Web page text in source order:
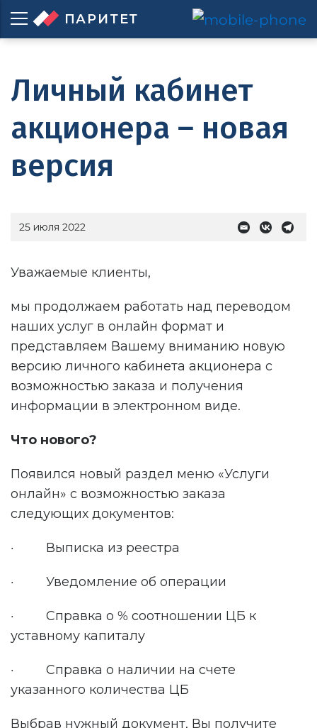
ПАРИТЕТ
Личный кабинет
акционера – новая
версия
25 июля 2022
Уважаемые клиенты,
мы продолжаем работать над переводом
наших услуг в онлайн формат и
представляем Вашему вниманию новую
версию личного кабинета акционера с
возможностью заказа и получения
информации в электронном виде.
Что нового?
Появился новый раздел меню «Услуги
онлайн» с возможностью заказа
следующих документов:
· Выписка из реестра
· Уведомление об операции
· Справка о % соотношении ЦБ к
уставному капиталу
· Справка о наличии на счете
указанного количества ЦБ
Выбрав нужный документ, Вы получите